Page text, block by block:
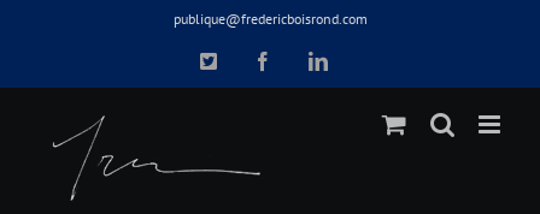
publique@fredericboisrond.com
X FacebookLinkedIn